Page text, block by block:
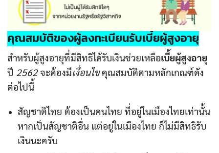
คุณสมบัติของผู้ลงทะเบียนรับเบี้ยผู้สูงอายุ
สำหรับผู้สูงอายุที่มีสิทธิได้รับเงินช่วยเหลือเบี้ยผู้สูงอายุ
ปี 2562จะต้องมีเงื่อนไขคุณสมบัติตามหลักเกณฑ์ดัง
ต่อไปนี้
สัญชาติไทย ต้องเป็นคนไทย ที่อยู่ในเมืองไทยเท่านั้น
หากเป็นสัญชาติอื่น แต่อยู่ในเมืองไทย ก็ไม่มีสิทธิรับ
เงินนะครับ